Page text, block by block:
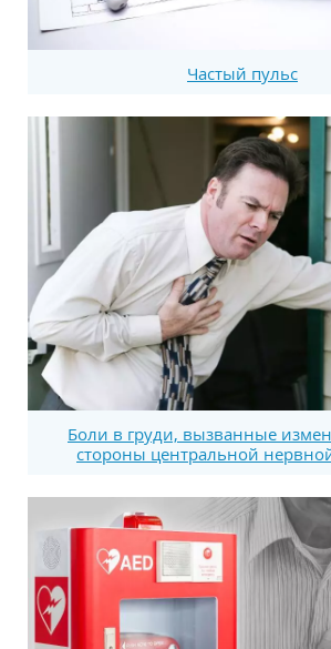
Частый пульс
Боли в груди, вызванные
стороны центральной